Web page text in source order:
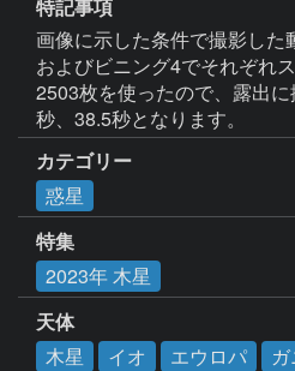
特記事項
画像に示した条件で撮影した
およびビニング4でそれぞれ
2503枚を使ったので、露出
秒、38.5秒となります。
カテゴリー
惑星
特集
2023年 木星
天体
木星
イオ エウロパ